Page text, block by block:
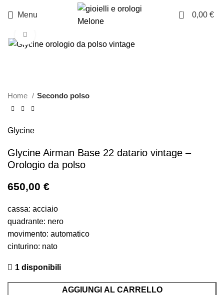
Menu 0 0,00 €
Home Secondo polso
Glycine
Glycine Airman Base 22 datario vintage –
Orologio da polso
650,00 €
cassa: acciaio
quadrante: nero
movimento: automatico
cinturino: nato
1 disponibili
AGGIUNGI AL CARRELLO